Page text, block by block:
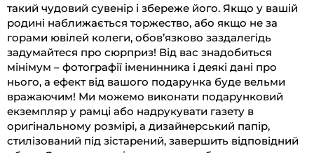
такий чудовий сувенір і збереже його. Якщо у вашій
родині наближається торжество, або якщо не за
горами ювілей колеги, обов’язково заздалегідь
задумайтеся про сюрприз! Від вас знадобиться
мінімум – фотографії іменинника і деякі дані про
нього, а ефект від вашого подарунка буде вельми
вражаючим! Ми можемо виконати подарунковий
екземпляр у рамці або надрукувати газету в
оригінальному розмірі, а дизайнерський папір,
стилізований під зістарений, завершить відповідний